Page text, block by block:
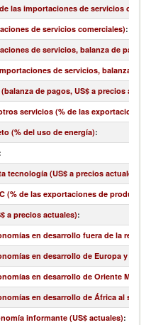
las importaciones de servicios
de servicios comerciales):
de servicios, balanza de pagos)
de servicios, balanza de
de pagos, US$ a precios
servicios (% de las exportaciones
(% del uso de energía):
:
(US$ a precios actuales)
(% de las exportaciones de productos)
a precios actuales):
en desarrollo fuera de la
en desarrollo de Europa y
en desarrollo de Oriente
en desarrollo de África al sur
informante (US$ actuales):